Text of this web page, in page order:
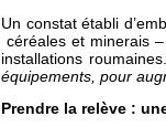
Un constat établi
céréales et minerais
installations
équipements, pour
Prendre la relève :